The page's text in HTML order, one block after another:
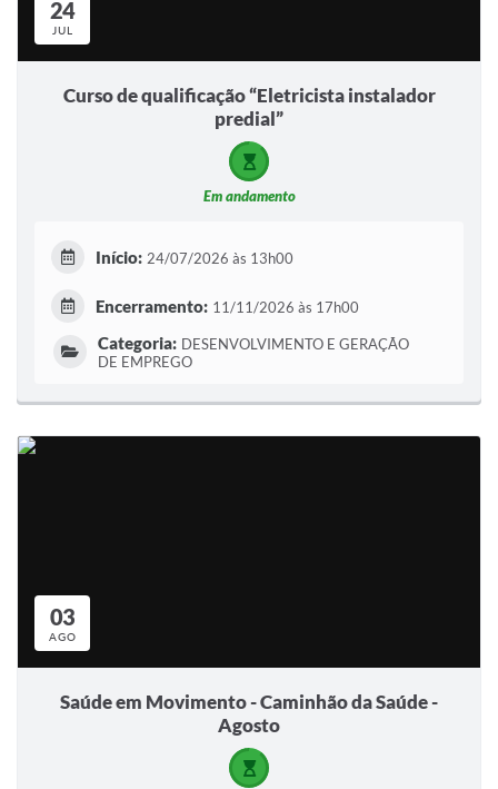
24
JUL
Curso de qualificação “Eletricista instalador
predial”
Em andamento
Início: 24/07/2026 às 13h00
Encerramento: 11/11/2026 às 17h00
Categoria: DESENVOLVIMENTO E GERAÇÃO
DE EMPREGO
03
AGO
Saúde em Movimento - Caminhão da Saúde -
Agosto